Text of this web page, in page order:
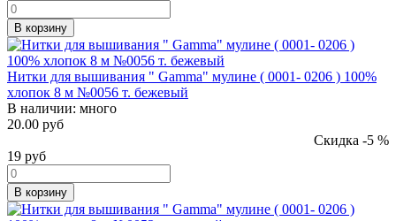
В корзину
Нитки для вышивания " Gamma" мулине ( 0001- 0206 ) 100%
хлопок 8 м №0056 т. бежевый
В наличии: много
20.00 руб
Скидка -5 %
19 руб
В корзину